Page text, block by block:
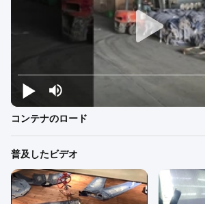
コンテナのロード
普及したビデオ